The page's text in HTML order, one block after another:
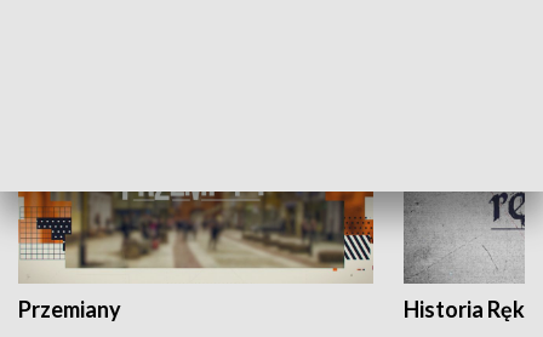
Przemiany Historia Ręką